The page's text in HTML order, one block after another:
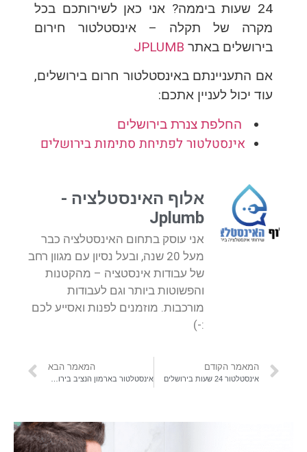
24 שעות ביממה? אני כאן לשירותכם בכל
מקרה של תקלה – אינסטלטור חירום
בירושלים באתר JPLUMB
אם התעניינתם באינסטלטור חרום בירושלים,
עוד יכול לעניין אתכם:
החלפת צנרת בירושלים
אינסטלטור לפתיחת סתימות בירושלים
אלוף האינסטלציה -
Jplumb
אני עוסק בתחום האינסטלציה כבר
מעל 20 שנה, ובעל נסיון עם מגוון רחב
של עבודות אינסטציה – מהקטנות
והפשוטות ביותר וגם לעבודות
מורכבות. מוזמנים לפנות ואסייע לכם
:-)
המאמר הקודם
אינסטלטור 24 שעות בירושלים
המאמר הבא